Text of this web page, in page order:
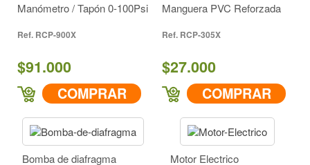
Manómetro / Tapón 0-100Psi
RCP-900X
$91.000
COMPRAR
Manguera PVC Reforzada
RCP-305X
$27.000
COMPRAR
Bomba de diafragma Motor Electrico